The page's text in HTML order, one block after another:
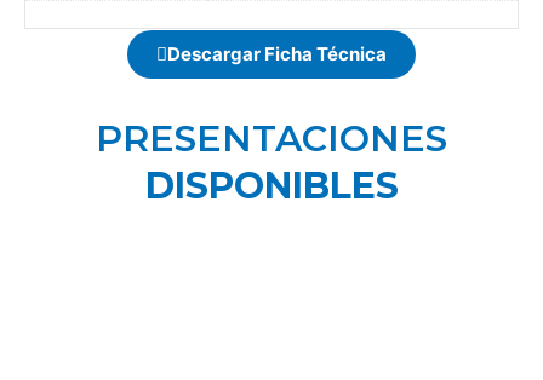
Descargar Ficha Técnica
PRESENTACIONES
DISPONIBLES